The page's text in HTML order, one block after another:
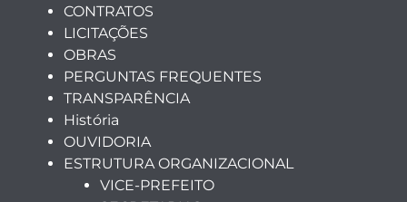
CONTRATOS
LICITAÇÕES
OBRAS
PERGUNTAS FREQUENTES
TRANSPARÊNCIA
História
OUVIDORIA
ESTRUTURA ORGANIZACIONAL
VICE-PREFEITO